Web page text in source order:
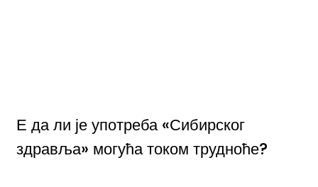
Е да ли је употреба «Сибирског
здравља» могућа током трудноће?